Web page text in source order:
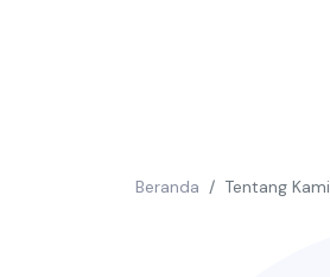
Beranda Tentang Kami